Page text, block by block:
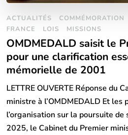
ACTUALITÉS COMMÉMORATION
FRANCE
LOIS MISSIONS
OMDMEDALD saisit le
pour une clarification
mémorielle de 2001
LETTRE OUVERTE Réponse du
ministre à l’OMDMEDALD Et les
l’organisation sur la poursuite de
2025, le Cabinet du Premier